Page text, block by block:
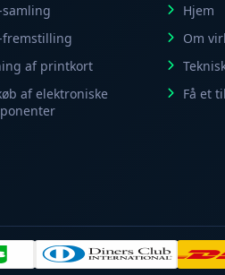
samling
fremstilling
af printkort
af elektroniske
Hjem
Om
Få et